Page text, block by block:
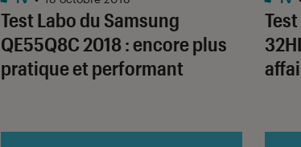
Test Labo du Samsung
QE55Q8C 2018 : encore plus
pratique et performant